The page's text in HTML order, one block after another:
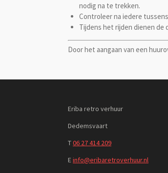
nodig na te trekken.
Controleer na iedere
Tijdens het rijden dienen de
Door het aangaan van een
Eriba retro verhuur
Dedemsvaart
T06 27 414 209
E info@eribaretroverhuur.nl